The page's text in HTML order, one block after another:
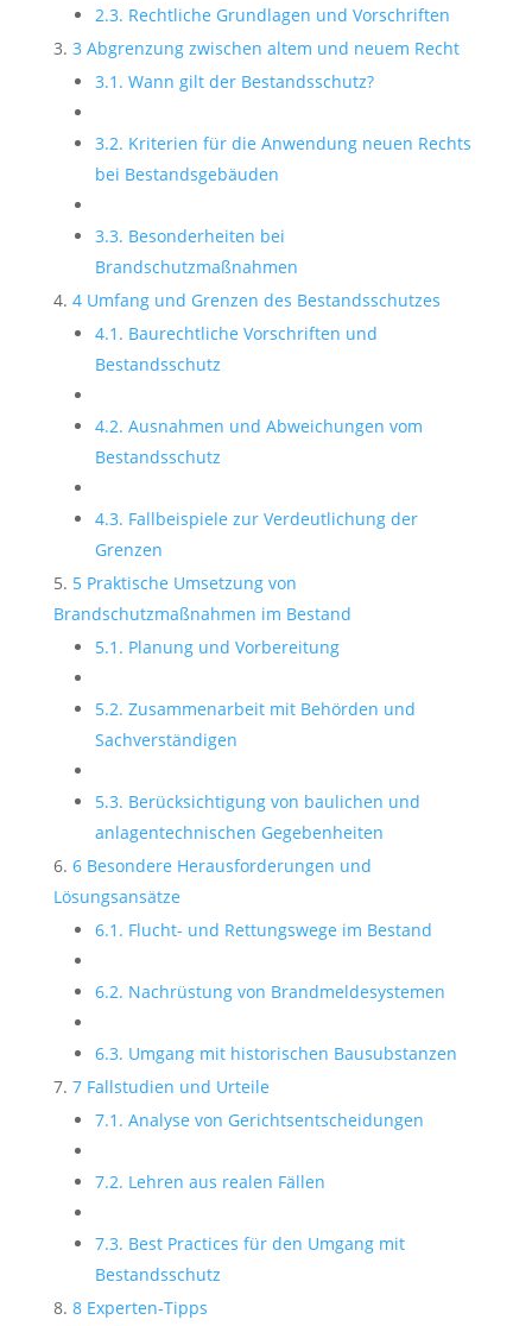
2.3. Rechtliche Grundlagen und Vorschriften
3 Abgrenzung zwischen altem und neuem Recht
3.1. Wann gilt der Bestandsschutz?
3.2. Kriterien für die Anwendung neuen Rechts
bei Bestandsgebäuden
3.3. Besonderheiten bei
Brandschutzmaßnahmen
4 Umfang und Grenzen des Bestandsschutzes
4.1. Baurechtliche Vorschriften und
Bestandsschutz
4.2. Ausnahmen und Abweichungen vom
Bestandsschutz
4.3. Fallbeispiele zur Verdeutlichung der
Grenzen
5 Praktische Umsetzung von
Brandschutzmaßnahmen im Bestand
5.1. Planung und Vorbereitung
5.2. Zusammenarbeit mit Behörden und
Sachverständigen
5.3. Berücksichtigung von baulichen und
anlagentechnischen Gegebenheiten
6 Besondere Herausforderungen und
Lösungsansätze
6.1. Flucht- und Rettungswege im Bestand
6.2. Nachrüstung von Brandmeldesystemen
6.3. Umgang mit historischen Bausubstanzen
7 Fallstudien und Urteile
7.1. Analyse von Gerichtsentscheidungen
7.2. Lehren aus realen Fällen
7.3. Best Practices für den Umgang mit
Bestandsschutz
8 Experten-Tipps